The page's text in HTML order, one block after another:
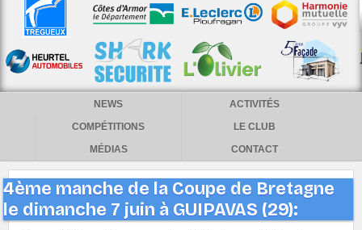
NEWS
ACTIVITÉS
COMPÉTITIONS
LE CLUB
MÉDIAS
CONTACT
4ème manche de la Coupe de Bretagne
le dimanche 7 juin à GUIPAVAS (29):